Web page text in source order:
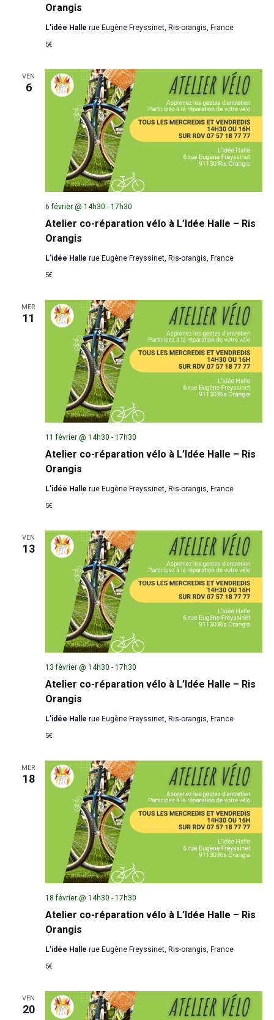
Orangis
L'idée Halle rue Eugène Freyssinet, Ris-orangis, France
5€
VEN
6
Atelier co-réparation vélo à L’Idée Halle – Ris
Orangis
6 février @ 14h30 - 17h30
L'idée Halle rue Eugène Freyssinet, Ris-orangis, France
5€
MER
11
Atelier co-réparation vélo à L’Idée Halle – Ris
Orangis
11 février @ 14h30 - 17h30
L'idée Halle rue Eugène Freyssinet, Ris-orangis, France
5€
VEN
13
Atelier co-réparation vélo à L’Idée Halle – Ris
Orangis
13 février @ 14h30 - 17h30
L'idée Halle rue Eugène Freyssinet, Ris-orangis, France
5€
MER
18
Atelier co-réparation vélo à L’Idée Halle – Ris
Orangis
18 février @ 14h30 - 17h30
L'idée Halle rue Eugène Freyssinet, Ris-orangis, France
5€
VEN
20